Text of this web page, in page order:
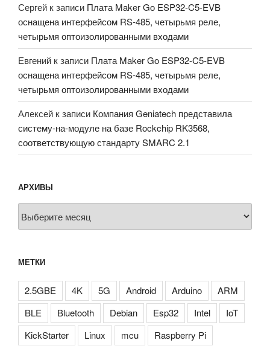
Сергей к записи Плата Maker Go ESP32-C5-EVB
оснащена интерфейсом RS-485, четырьмя реле,
четырьмя оптоизолированными входами
Евгений к записи Плата Maker Go ESP32-C5-EVB
оснащена интерфейсом RS-485, четырьмя реле,
четырьмя оптоизолированными входами
Алексей к записи Компания Geniatech представила
систему-на-модуле на базе Rockchip RK3568,
соответствующую стандарту SMARC 2.1
АРХИВЫ
МЕТКИ
2.5GBE 4K 5G Android Arduino
ARM
BLE
Bluetooth Debian Esp32 Intel
IoT
KickStarter
Linux mcu
Raspberry Pi